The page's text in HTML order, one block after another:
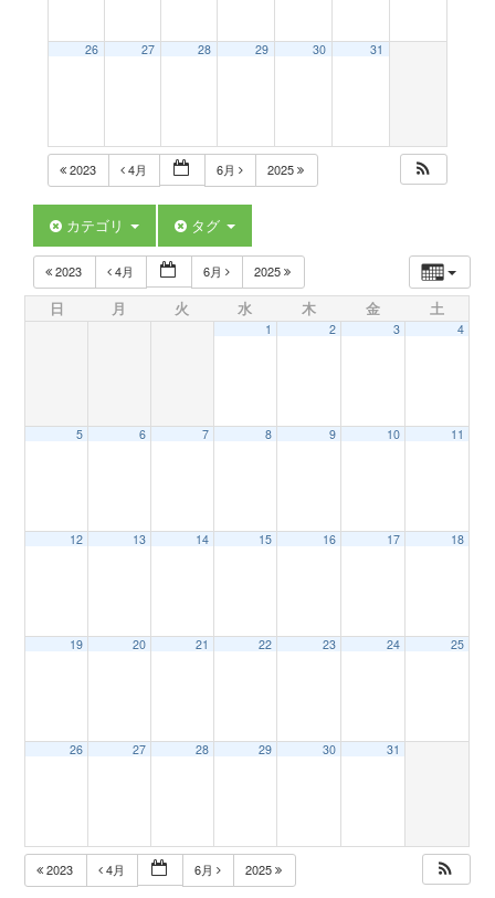
t
i
26 27 28 29 30 31
2023 4月 6月 2025
カテゴリ タグ
2023 4月 6月 2025
日 月 火 水 木 金 土
1 2 3 4
5 6 7 8 9 10 11
12 13 14 15 16 17 18
19 20 21 22 23 24 25
26 27 28 29 30 31
2023 4月 6月 2025